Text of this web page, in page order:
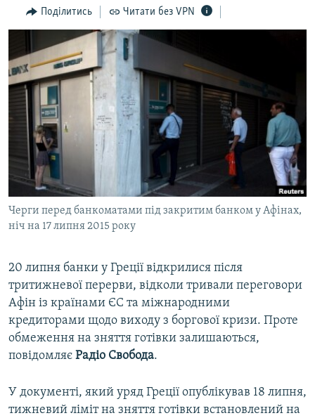
Перейти
до
ПОГЛЯД
ІНТЕРВ'Ю
ВСЕ ЗА ДЕНЬ
СПЕЦПРОЕКТИ
ДЕПОРТАЦІЯ
ВІДЕОУРОКИ «ELIFBE»
СВІДЧЕННЯ ОКУПАЦІЇ
УКРАЇНСЬКА ПРОБЛЕМА КРИМУ
ІНФОГРАФІКА
ЯК ОБІЙТИ БЛОКУВАННЯ
Русский
Qırımtatar
ДОЛУЧАЙСЯ!
Усі сайти RFE/RL
Поділитись Читати без VPN
Черги перед банкоматами під закритим банком у Афінах,
ніч на 17 липня 2015 року
20 липня банки у Греції відкрилися після
тритижневої перерви, відколи тривали переговори
Афін із країнами ЄС та міжнародними
кредиторами щодо виходу з боргової кризи. Проте
обмеження на зняття готівки залишаються,
повідомляє Радіо Свобода.
У документі, який уряд Греції опублікував 18 липня,
тижневий ліміт на зняття готівки встановлений на